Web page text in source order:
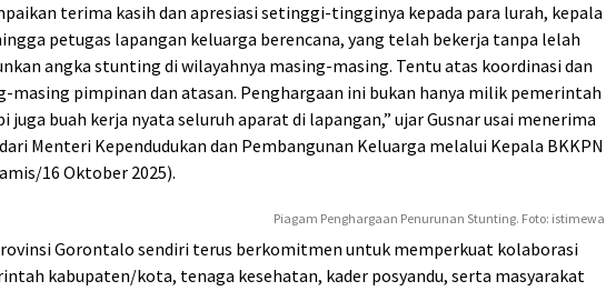
terima kasih dan apresiasi setinggi-tingginya kepada para lurah, kepala
petugas lapangan keluarga berencana, yang telah bekerja tanpa lelah
angka stunting di wilayahnya masing-masing. Tentu atas koordinasi dan
masing pimpinan dan atasan. Penghargaan ini bukan hanya milik pemerintah
juga buah kerja nyata seluruh aparat di lapangan,” ujar Gusnar usai menerima
Menteri Kependudukan dan Pembangunan Keluarga melalui Kepala BKKPN
16 Oktober 2025).
Piagam Penghargaan Penurunan Stunting. Foto: istimewa
Gorontalo sendiri terus berkomitmen untuk memperkuat kolaborasi
kabupaten/kota, tenaga kesehatan, kader posyandu, serta masyarakat